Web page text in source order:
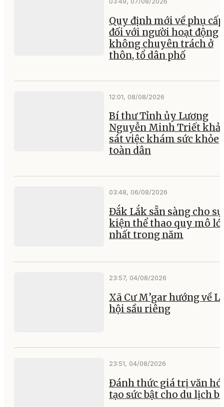
Quy định mới về phụ cấp
đối với người hoạt động
không chuyên trách ở
thôn, tổ dân phố
12:01, 08/08/2026
Bí thư Tỉnh ủy Lương
Nguyễn Minh Triết
sát việc khám sức khỏe
toàn dân
03:48, 06/08/2026
Đắk Lắk sẵn sàng cho sự
kiện thể thao quy mô
nhất trong năm
23:57, 04/08/2026
Xã Cư M’gar hướng về
hội sầu riêng
23:51, 04/08/2026
Đánh thức giá trị văn
tạo sức bật cho du lịch